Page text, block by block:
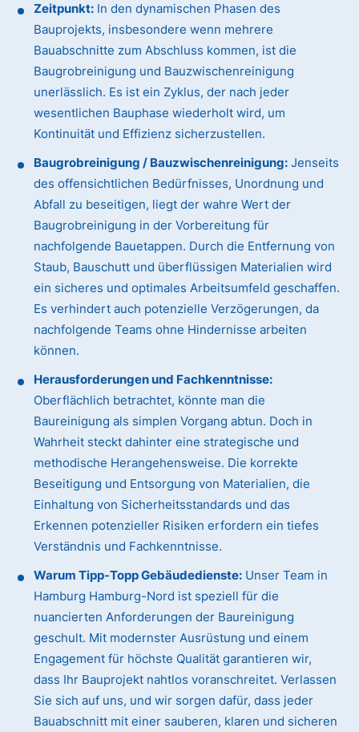
Zeitpunkt: In den dynamischen Phasen des
Bauprojekts, insbesondere wenn mehrere
Bauabschnitte zum Abschluss kommen, ist die
Baugrobreinigung und Bauzwischenreinigung
unerlässlich. Es ist ein Zyklus, der nach jeder
wesentlichen Bauphase wiederholt wird, um
Kontinuität und Effizienz sicherzustellen.
Baugrobreinigung / Bauzwischenreinigung: Jenseits
des offensichtlichen Bedürfnisses, Unordnung und
Abfall zu beseitigen, liegt der wahre Wert der
Baugrobreinigung in der Vorbereitung für
nachfolgende Bauetappen. Durch die Entfernung von
Staub, Bauschutt und überflüssigen Materialien wird
ein sicheres und optimales Arbeitsumfeld geschaffen.
Es verhindert auch potenzielle Verzögerungen, da
nachfolgende Teams ohne Hindernisse arbeiten
können.
Herausforderungen und Fachkenntnisse:
Oberflächlich betrachtet, könnte man die
Baureinigung als simplen Vorgang abtun. Doch in
Wahrheit steckt dahinter eine strategische und
methodische Herangehensweise. Die korrekte
Beseitigung und Entsorgung von Materialien, die
Einhaltung von Sicherheitsstandards und das
Erkennen potenzieller Risiken erfordern ein tiefes
Verständnis und Fachkenntnisse.
Warum Tipp-Topp Gebäudedienste: Unser Team in
Hamburg Hamburg-Nord ist speziell für die
nuancierten Anforderungen der Baureinigung
geschult. Mit modernster Ausrüstung und einem
Engagement für höchste Qualität garantieren wir,
dass Ihr Bauprojekt nahtlos voranschreitet. Verlassen
Sie sich auf uns, und wir sorgen dafür, dass jeder
Bauabschnitt mit einer sauberen, klaren und sicheren